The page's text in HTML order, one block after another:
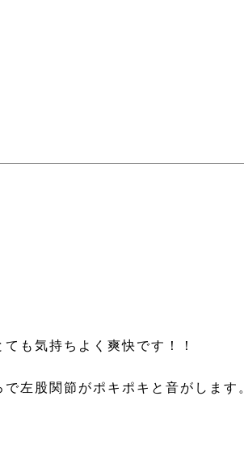
も気持ちよく爽快です！！
左股関節がポキポキと音がします。